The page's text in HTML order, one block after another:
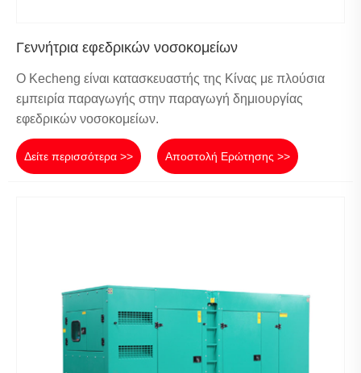
Γεννήτρια εφεδρικών νοσοκομείων
Ο Kecheng είναι κατασκευαστής της Κίνας με πλούσια
εμπειρία παραγωγής στην παραγωγή δημιουργίας
εφεδρικών νοσοκομείων.
Δείτε περισσότερα >> Αποστολή Ερώτησης >>